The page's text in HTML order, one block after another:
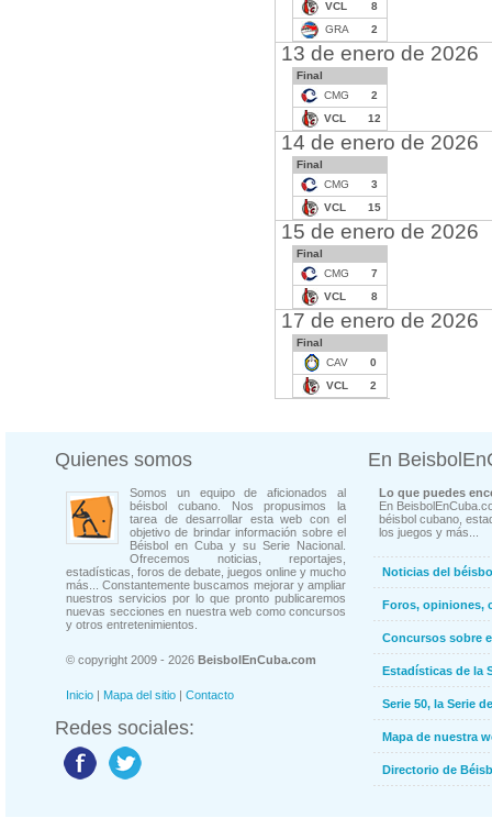
VCL
8
GRA
2
13 de enero de 2026
Final
CMG
2
VCL
12
14 de enero de 2026
Final
CMG
3
VCL
15
15 de enero de 2026
Final
CMG
7
VCL
8
17 de enero de 2026
Final
CAV
0
VCL
2
Quienes somos
Somos un equipo de aficionados al
béisbol cubano. Nos propusimos la
tarea de desarrollar esta web con el
objetivo de brindar información sobre el
Béisbol en Cuba y su Serie Nacional.
Ofrecemos noticias, reportajes,
estadísticas, foros de debate, juegos online y mucho
más... Constantemente buscamos mejorar y ampliar
nuestros servicios por lo que pronto publicaremos
nuevas secciones en nuestra web como concursos
y otros entretenimientos.
© copyright 2009 - 2026 BeisbolEnCuba.com
Inicio | Mapa del sitio | Contacto
Redes sociales:
En
Lo que puedes
En
béisbol cubano,
los juegos y más...
Noticias del
Foros, opiniones,
Concursos sobre
Estadísticas de la
Serie 50, la Serie
Mapa de nuestra
Directorio de